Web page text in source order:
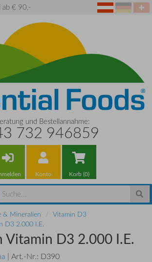
ab € 90,-
und Bestellannahme:
732 946859
Konto Korb (0)
& Mineralien
Vitamin D3
D3 2.000 I.E.
Vitamin D3 2.000 I.E.
| Art.-Nr.: D390